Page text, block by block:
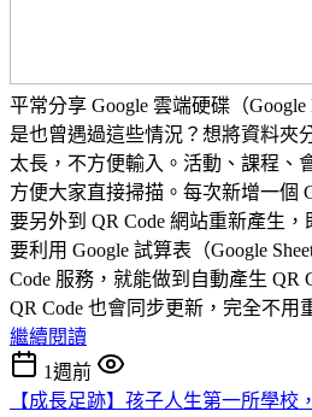
平常分享 Google 雲端硬碟（
是也曾遇過這些情況？想將資料夾
太長，不方便輸入。活動、課程、
方便大家直接掃描。每次新增一個
要另外到 QR Code 網站重新產生
要利用 Google 試算表（Google
Code 服務，就能做到自動產生 QR
QR Code 也會同步更新，完全不用
繼續閱讀
1週前
【成長足跡】孩子人生第一所學校